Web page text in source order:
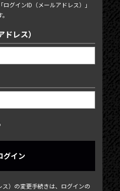
グインID（メールアドレス）」
レス）
）の変更手続きは、ログインの